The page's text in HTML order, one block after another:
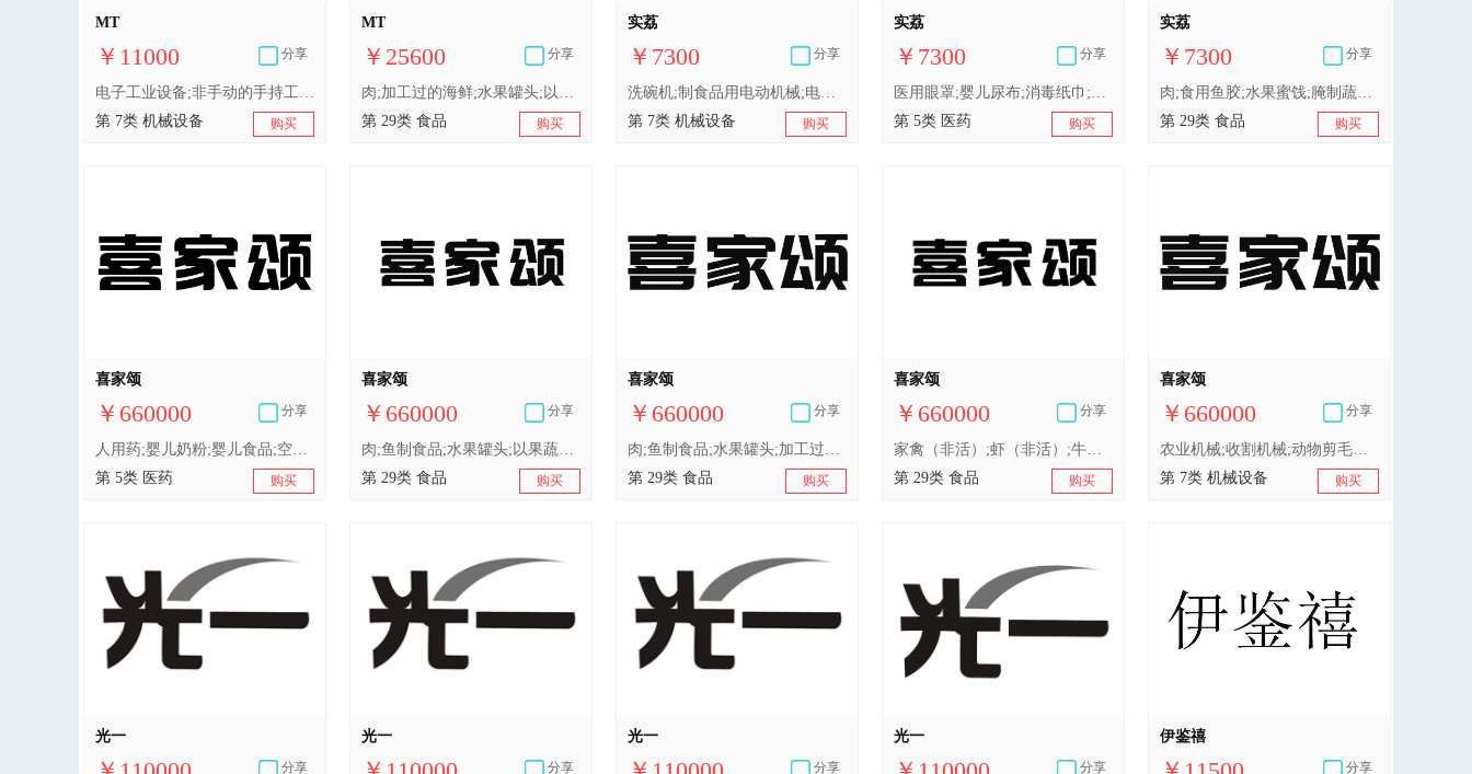
MT
￥11000 分享
电子工业设备;非手动的手持工具;轴承（机器部件）;自动售货机;碾碎机;工业机器人;电锯;缝纫机;金属加工机械;包装机械;金属加工机械;电锯
第 7类 机械设备
购买
MT
￥25600 分享
肉;加工过的海鲜;水果罐头;以果蔬为主的零食小吃;以果蔬为主的零食小吃;腌制蔬菜;加工过的坚果;干食用菌;豆腐制品;食用油;蛋
第 29类 食品
购买
实荔
￥7300 分享
洗碗机;制食品用电动机械;电动制饮料机;包装机;非手动磨咖啡机;厨房用电动机器;家用电动水果榨汁机;洗衣机;工业机器人;电动清洁机械和设备
第 7类 机械设备
购买
实荔
￥7300 分享
医用眼罩;婴儿尿布;消毒纸巾;医用酒精;维生素制剂;卫生消毒剂;医用药物;医用营养品;婴儿奶粉;净化剂
第 5类 医药
购买
实荔
￥7300 分享
肉;食用鱼胶;水果蜜饯;腌制蔬菜;酸奶;食用油;加工过的坚果;以果蔬为主的零食小吃;以果蔬为主的零食小吃;干食用菌;豆腐制品
第 29类 食品
购买
喜家颂
￥660000 分享
人用药;婴儿奶粉;婴儿食品;空气净化制剂;婴儿尿裤;消毒纸巾;卫生巾;牙科用贵重金属合金;动物用洗涤剂（杀虫剂）;农业用杀菌剂
第 5类 医药
购买
喜家颂
￥660000 分享
肉;鱼制食品;水果罐头;以果蔬为主的零食小吃;蛋;牛奶饮料（以牛奶为主）;食用油;加工过的坚果;干食用菌;豆腐制品
第 29类 食品
购买
喜家颂
￥660000 分享
肉;鱼制食品;水果罐头;加工过的水果;腌制蔬菜;蛋;牛奶;食用油;水晶冻;加工过的坚果;干食用菌;豆腐制品
第 29类 食品
购买
喜家颂
￥660000 分享
家禽（非活）;虾（非活）;牛奶制品;豆腐;香肠;火腿;猪肉;小龙虾（非活）;龙虾（非活）;鱼（非活）;贝壳类动物（非活）;海参（非活）;腌制蔬菜;泡菜;食用玉米油;食用芝麻油;糖炒栗子;木耳
第 29类 食品
购买
喜家颂
￥660000 分享
农业机械;收割机械;动物剪毛机;制茶机械;制氧、制氮设备;碾米机;厨房用电动机器;洗衣机;工业机器人;3D打印机
第 7类 机械设备
购买
光一
分享
光一
分享
光一
分享
光一
分享
伊鉴禧
分享